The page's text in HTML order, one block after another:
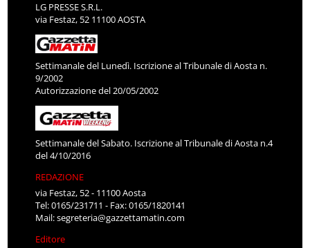
LG PRESSE S.R.L.
via Festaz, 52 11100 AOSTA
Settimanale del Lunedì. Iscrizione al Tribunale di Aosta n.
9/2002
Autorizzazione del 20/05/2002
Settimanale del Sabato. Iscrizione al Tribunale di Aosta n.4
del 4/10/2016
REDAZIONE
via Festaz, 52 - 11100 Aosta
Tel: 0165/231711 - Fax: 0165/1820141
Mail:segreteria@gazzettamatin.com
Editore